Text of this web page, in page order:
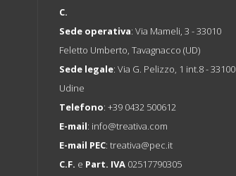
C.
Sede operativa: Via Mameli, 3 - 33010
Feletto Umberto, Tavagnacco (UD)
Sede legale: Via G. Pelizzo, 1 int.8 - 33100
Udine
Telefono: +39 0432 500612
E-mail: info@treativa.com
E-mail PEC: treativa@pec.it
C.F. e Part. IVA02517790305